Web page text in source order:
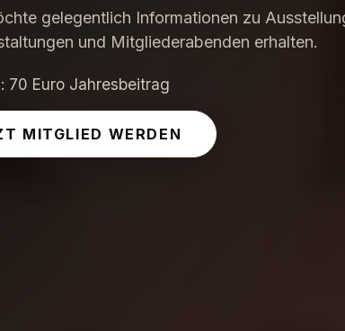
gelegentlich Informationen zu
und Mitgliederabenden erhalten.
: 70 Euro Jahresbeitrag
MITGLIED WERDEN